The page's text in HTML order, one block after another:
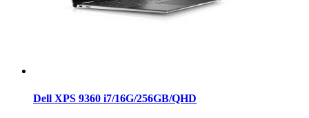
Dell XPS 9360 i7/16G/256GB/QHD